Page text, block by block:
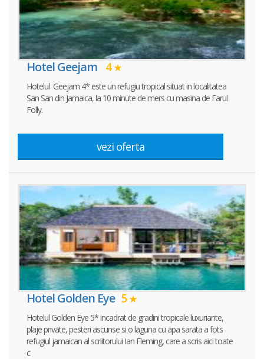
Hotel Geejam 4
Hotelul Geejam 4* este un refugiu tropical situat in localitatea
San San din Jamaica, la 10 minute de mers cu masina de Farul
Folly.
vezi oferta
Hotel Golden Eye 5
Hotelul Golden Eye 5* incadrat de gradini tropicale luxuriante,
plaje private, pesteri ascunse si o laguna cu apa sarata a fots
refugiul jamaican al scriitorului Ian Fleming, care a scris aici toate
c